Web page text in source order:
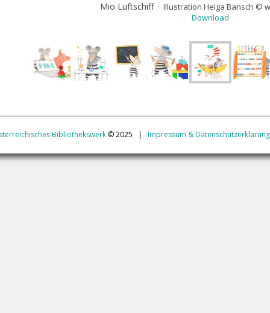
Mio Luftschiff · Illustration Helga Bansch ©
Download
Bibliothekswerk © 2025 | Impressum & Datenschutzerklärung